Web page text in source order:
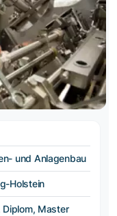
und Anlagenbau
Holstein
Diplom, Master